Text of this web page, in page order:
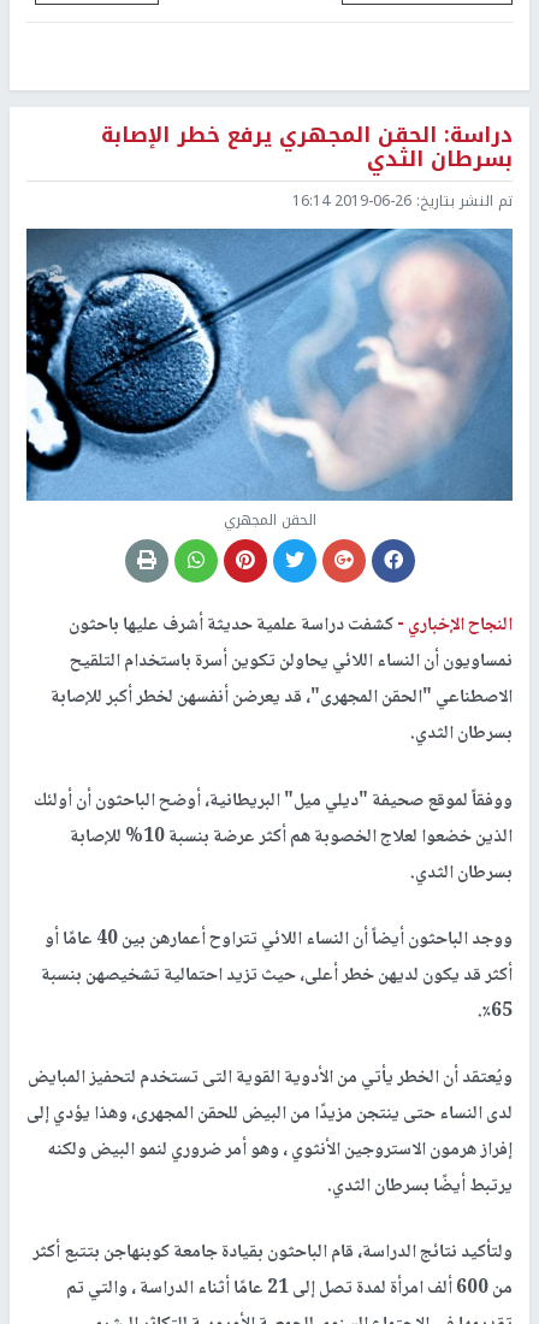
دراسة: الحقن المجهري يرفع خطر الإصابة
بسرطان الثدي
تم النشر بتاريخ: 2019-06-26 16:14
الحقن المجهري
النجاح الإخباري -كشفت دراسة علمية حديثة أشرف عليها باحثون
نمساويون أن النساء اللائي يحاولن تكوين أسرة باستخدام التلقيح
الاصطناعي "الحقن المجهرى"، قد يعرضن أنفسهن لخطر أكبر للإصابة
بسرطان الثدي.
ووفقاً لموقع صحيفة "ديلي ميل" البريطانية، أوضح الباحثون أن أولئك
الذين خضعوا لعلاج الخصوبة هم أكثر عرضة بنسبة 10% للإصابة
بسرطان الثدي.
ووجد الباحثون أيضاً أن النساء اللائي تتراوح أعمارهن بين 40 عامًا أو
أكثر قد يكون لديهن خطر أعلى، حيث تزيد احتمالية تشخيصهن بنسبة
65٪.
ويُعتقد أن الخطر يأتي من الأدوية القوية التى تستخدم لتحفيز المبايض
لدى النساء حتى ينتجن مزيدًا من البيض للحقن المجهرى، وهذا يؤدي إلى
إفراز هرمون الاستروجين الأنثوي ، وهو أمر ضروري لنمو البيض ولكنه
يرتبط أيضًا بسرطان الثدي.
ولتأكيد نتائج الدراسة، قام الباحثون بقيادة جامعة كوبنهاجن بتتبع أكثر
من 600 ألف امرأة لمدة تصل إلى 21 عامًا أثناء الدراسة ، والتي تم